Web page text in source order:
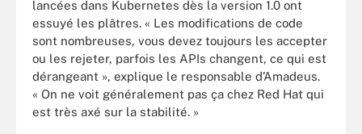
lancées dans Kubernetes dès la version 1.0 ont
essuyé les plâtres. « Les modifications de code
sont nombreuses, vous devez toujours les accepter
ou les rejeter, parfois les APIs changent, ce qui est
dérangeant », explique le responsable d’Amadeus.
« On ne voit généralement pas ça chez Red Hat qui
est très axé sur la stabilité. »